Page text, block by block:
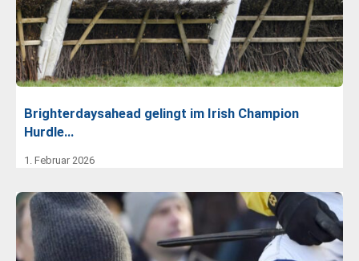
Brighterdaysahead gelingt im Irish Champion
Hurdle…
1. Februar 2026